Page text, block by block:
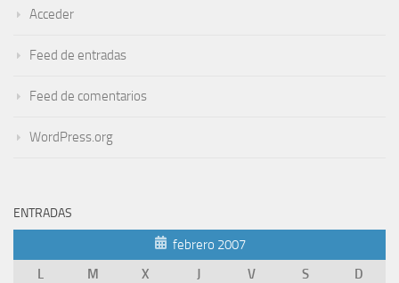
Acceder
Feed de entradas
Feed de comentarios
WordPress.org
ENTRADAS
febrero 2007
L
M X J V S
D